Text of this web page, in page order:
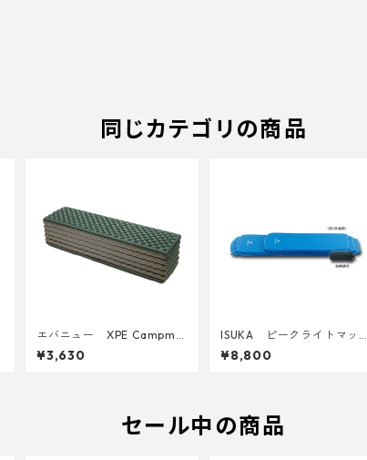
同じカテゴリの商品
エバニュー XPE Campma
t EBA550
¥3,630
ISUKA ピークライトマット
レス120(半身用)
¥8,800
セール中の商品